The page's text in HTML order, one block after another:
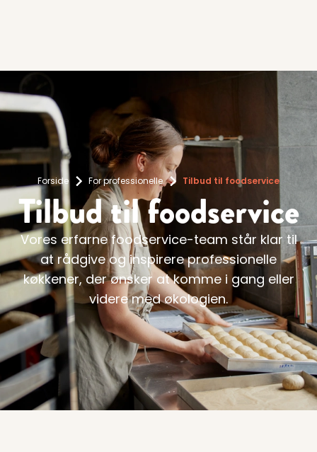
Forside For professionelle Tilbud til foodservice
Tilbud til foodservice
Vores erfarne foodservice-team står klar til
at rådgive og inspirere professionelle
køkkener, der ønsker at komme i gang eller
videre med økologien.